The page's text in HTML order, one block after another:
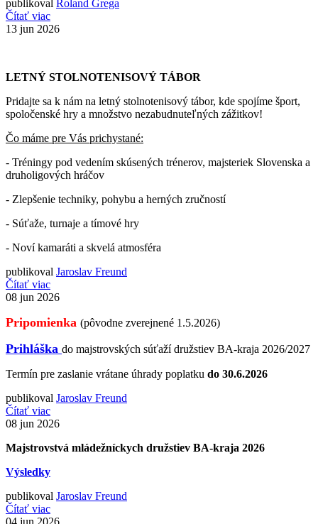
publikoval
Roland Grega
Čítať viac
13 jun 2026
LETNÝ STOLNOTENISOVÝ TÁBOR
Pridajte sa k nám na letný stolnotenisový tábor, kde spojíme šport,
spoločenské hry a množstvo nezabudnuteľných zážitkov!
Čo máme pre Vás prichystané:
- Tréningy pod vedením skúsených trénerov, majsteriek Slovenska a
druholigových hráčov
- Zlepšenie techniky, pohybu a herných zručností
- Súťaže, turnaje a tímové hry
- Noví kamaráti a skvelá atmosféra
publikoval Jaroslav Freund
Čítať viac
08 jun 2026
Pripomienka (pôvodne zverejnené 1.5.2026)
Prihláška do majstrovských súťaží družstiev BA-kraja 2026/2027
Termín pre zaslanie vrátane úhrady poplatku do 30.6.2026
publikoval Jaroslav Freund
Čítať viac
08 jun 2026
Majstrovstvá mládežníckych družstiev BA-kraja 2026
Výsledky
publikoval Jaroslav Freund
Čítať viac
04 jun 2026